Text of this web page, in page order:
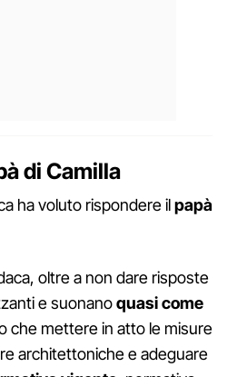
di Camilla
ha voluto rispondere ilpapà
oltre a non dare risposte
e suonanoquasi come
che mettere in atto le misure
architettoniche e adeguare